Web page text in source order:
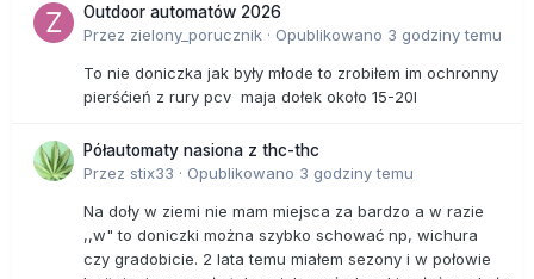
Outdoor automatów 2026
Przez zielony_porucznik · Opublikowano 3 godziny temu
To nie doniczka jak były młode to zrobiłem im ochronny
pierśćień z rury pcv maja dołek około 15-20l
Półautomaty nasiona z thc-thc
Przez stix33 · Opublikowano 3 godziny temu
Na doły w ziemi nie mam miejsca za bardzo a w razie
,,w" to doniczki można szybko schować np, wichura
czy gradobicie. 2 lata temu miałem sezony i w połowie